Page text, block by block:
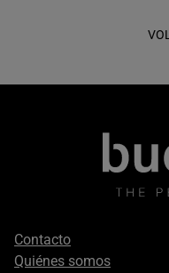
Footer
secondary
Contacto
Quiénes somos